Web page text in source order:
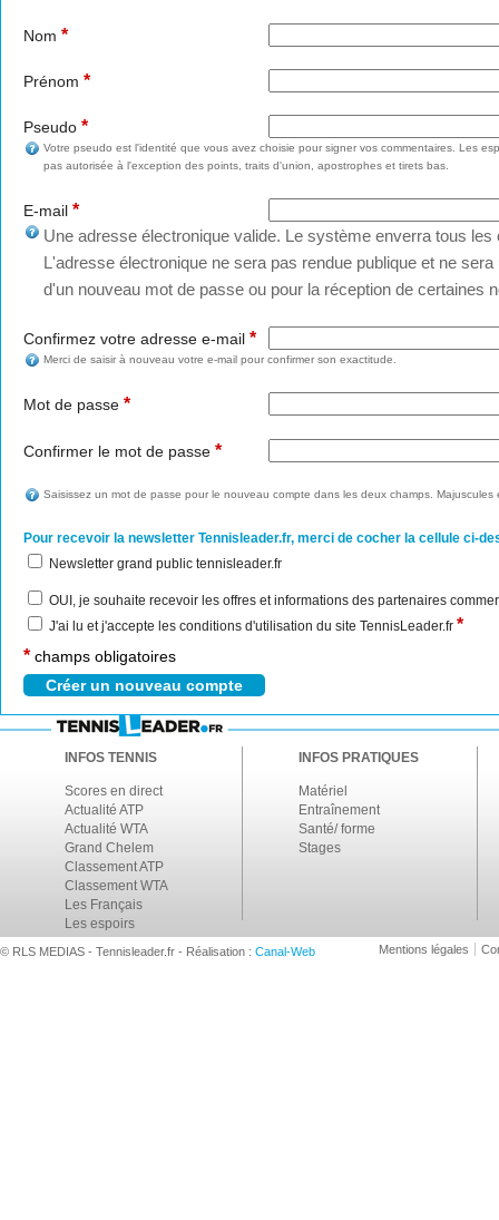
Nom *
Prénom *
Pseudo *
Votre pseudo est l'identité que vous avez choisie pour signer vos commentaires. Les
pas autorisée à l'exception des points, traits d'union, apostrophes et tirets bas.
E-mail *
Une adresse électronique valide. Le système enverra tous
L'adresse électronique ne sera pas rendue publique et ne
d'un nouveau mot de passe ou pour la réception de certaines
Confirmez votre adresse e-mail *
Merci de saisir à nouveau votre e-mail pour confirmer son exactitude.
Mot de passe *
Confirmer le mot de passe *
Saisissez un mot de passe pour le nouveau compte dans les deux champs. Majuscules
Pour recevoir la newsletter Tennisleader.fr, merci de cocher la cellule ci-
Newsletter grand public tennisleader.fr
OUI, je souhaite recevoir les offres et informations des partenaires
J'ai lu et j'accepte les conditions d'utilisation du site TennisLeader.fr *
* champs obligatoires
INFOS TENNIS
Scores en direct
Actualité ATP
Actualité WTA
Grand Chelem
Classement ATP
Classement WTA
Les Français
Les espoirs
INFOS PRATIQUES
Matériel
Entraînement
Santé/ forme
Stages
© RLS MEDIAS - Tennisleader.fr - Réalisation : Canal-Web Mentions légales